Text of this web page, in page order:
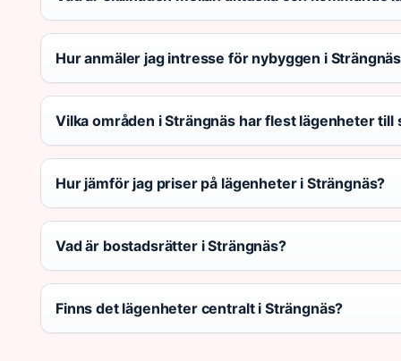
Hur anmäler jag intresse för nybyggen i
Vilka områden i Strängnäs har flest lägenheter till
Hur jämför jag priser på lägenheter i Strängnäs?
Vad är bostadsrätter i Strängnäs?
Finns det lägenheter centralt i Strängnäs?